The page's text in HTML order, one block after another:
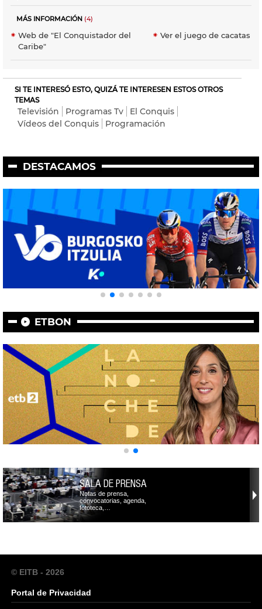
MÁS INFORMACIÓN (4)
Web de "El Conquistador del
Caribe"
Ver el juego de cacatas
SI TE INTERESÓ ESTO, QUIZÁ TE INTERESEN ESTOS OTROS
TEMAS
Televisión Programas Tv
El Conquis
Vídeos del Conquis
Programación
DESTACAMOS
ETBON
SALA DE PRENSA
Notas de prensa,
convocatorias, agenda,
fototeca,…
© EITB - 2026
Portal de Privacidad